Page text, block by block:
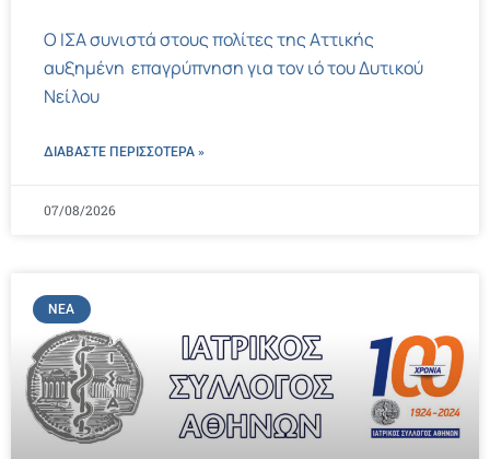
Ο ΙΣΑ συνιστά στους πολίτες της Αττικής
αυξημένη επαγρύπνηση για τον ιό του Δυτικού
Νείλου
ΔΙΑΒΑΣΤΕ ΠΕΡΙΣΣΌΤΕΡΑ »
07/08/2026
ΝΈΑ